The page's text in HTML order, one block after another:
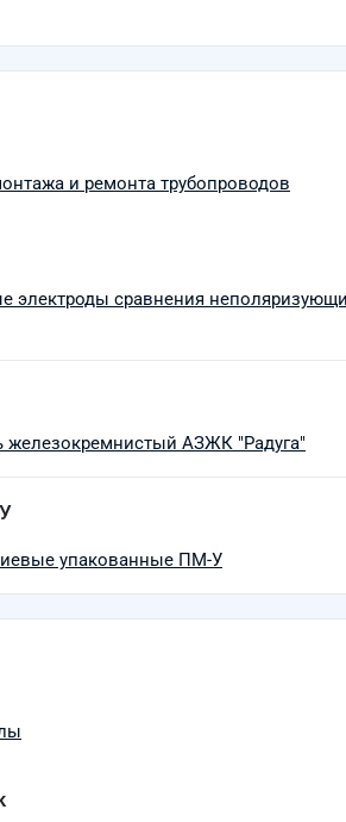
и ремонта трубопроводов
электроды сравнения
железокремнистый АЗЖК "Радуга"
упакованные ПМ-У